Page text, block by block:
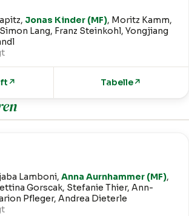
Jonas Kinder (MF), Moritz Kamm,
Lang, Franz Steinkohl, Yongjiang
↗ Tabelle↗
Lamboni,Anna Aurnhammer (MF),
Gorscak, Stefanie Thier, Ann-
Pfleger, Andrea Dieterle